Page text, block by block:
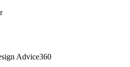
Advice360